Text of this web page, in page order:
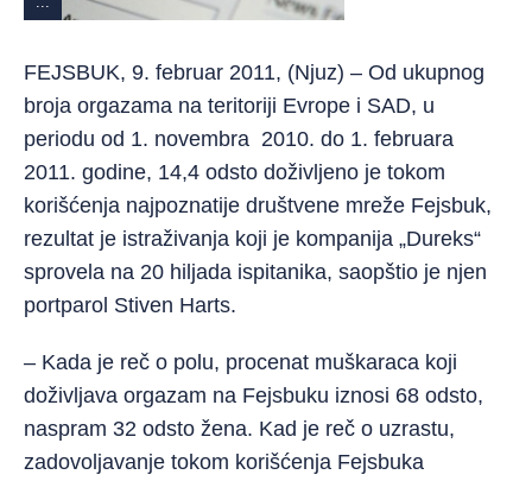
FEJSBUK, 9. februar 2011, (Njuz) – Od ukupnog
broja orgazama na teritoriji Evrope i SAD, u
periodu od 1. novembra 2010. do 1. februara
2011. godine, 14,4 odsto doživljeno je tokom
korišćenja najpoznatije društvene mreže Fejsbuk,
rezultat je istraživanja koji je kompanija „Dureks“
sprovela na 20 hiljada ispitanika, saopštio je njen
portparol Stiven Harts.
– Kada je reč o polu, procenat muškaraca koji
doživljava orgazam na Fejsbuku iznosi 68 odsto,
naspram 32 odsto žena. Kad je reč o uzrastu,
zadovoljavanje tokom korišćenja Fejsbuka